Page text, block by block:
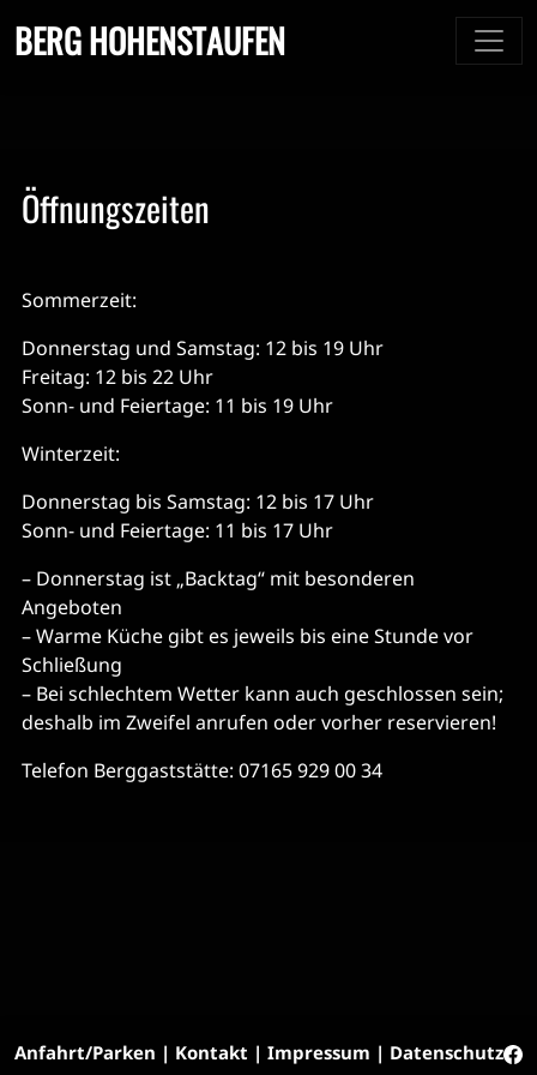
BERG HOHENSTAUFEN
Öffnungszeiten
Sommerzeit:
Donnerstag und Samstag: 12 bis 19 Uhr
Freitag: 12 bis 22 Uhr
Sonn- und Feiertage: 11 bis 19 Uhr
Winterzeit:
Donnerstag bis Samstag: 12 bis 17 Uhr
Sonn- und Feiertage: 11 bis 17 Uhr
– Donnerstag ist „Backtag“ mit besonderen
Angeboten
– Warme Küche gibt es jeweils bis eine Stunde vor
Schließung
– Bei schlechtem Wetter kann auch geschlossen sein;
deshalb im Zweifel anrufen oder vorher reservieren!
Telefon Berggaststätte: 07165 929 00 34
Anfahrt/Parken | Kontakt | Impressum | Datenschutz